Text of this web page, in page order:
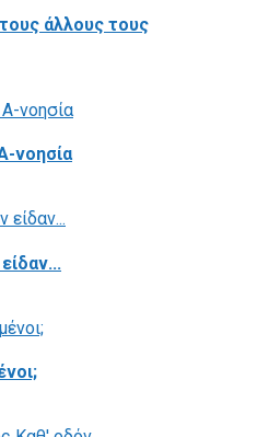
άλλους τους
νοησία